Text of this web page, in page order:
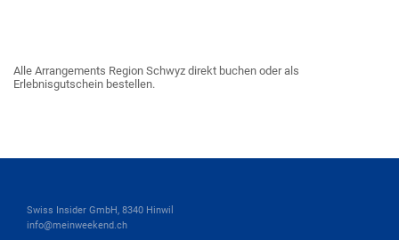
Alle Arrangements Region Schwyz direkt buchen oder als
Erlebnisgutschein bestellen.
Swiss Insider GmbH, 8340 Hinwil
info@meinweekend.ch